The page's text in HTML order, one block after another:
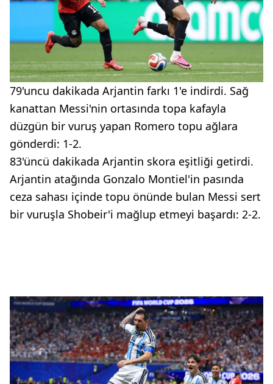
79'uncu dakikada Arjantin farkı 1'e indirdi. Sağ
kanattan Messi'nin ortasında topa kafayla
düzgün bir vuruş yapan Romero topu ağlara
gönderdi: 1-2.
83'üncü dakikada Arjantin skora eşitliği getirdi.
Arjantin atağında Gonzalo Montiel'in pasında
ceza sahası içinde topu önünde bulan Messi sert
bir vuruşla Shobeir'i mağlup etmeyi başardı: 2-2.